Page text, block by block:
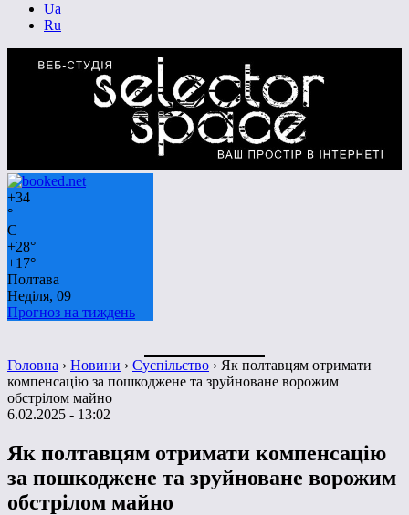
Ua
Ru
+34
°
C
+28°
+17°
Полтава
Неділя, 09
Прогноз на тиждень
Головна › Новини › Суспільство › Як полтавцям отримати
компенсацію за пошкоджене та зруйноване ворожим
обстрілом майно
6.02.2025 - 13:02
Як полтавцям отримати компенсацію
за пошкоджене та зруйноване ворожим
обстрілом майно